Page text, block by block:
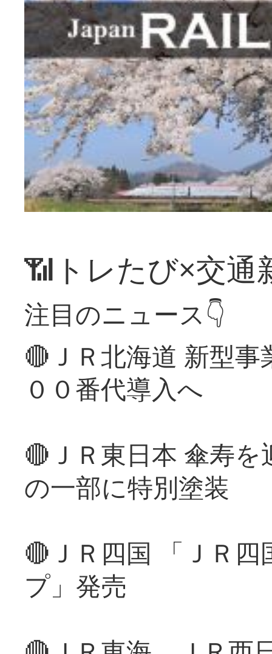
📶トレたび×交通
注目のニュース👇
🔴ＪＲ北海道 新型
００番代導入へ
🔴ＪＲ東日本 傘寿
の一部に特別塗装
🔴ＪＲ四国 「ＪＲ
プ」発売